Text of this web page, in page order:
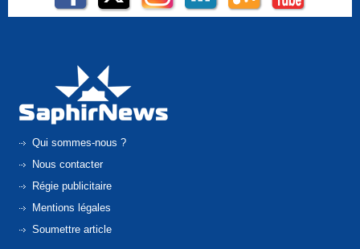
Qui sommes-nous ?
Nous contacter
Régie publicitaire
Mentions légales
Soumettre article